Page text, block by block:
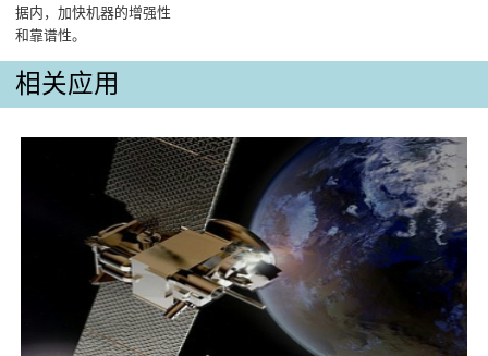
据内，加快机器的增强性
和靠谱性。
相关应用